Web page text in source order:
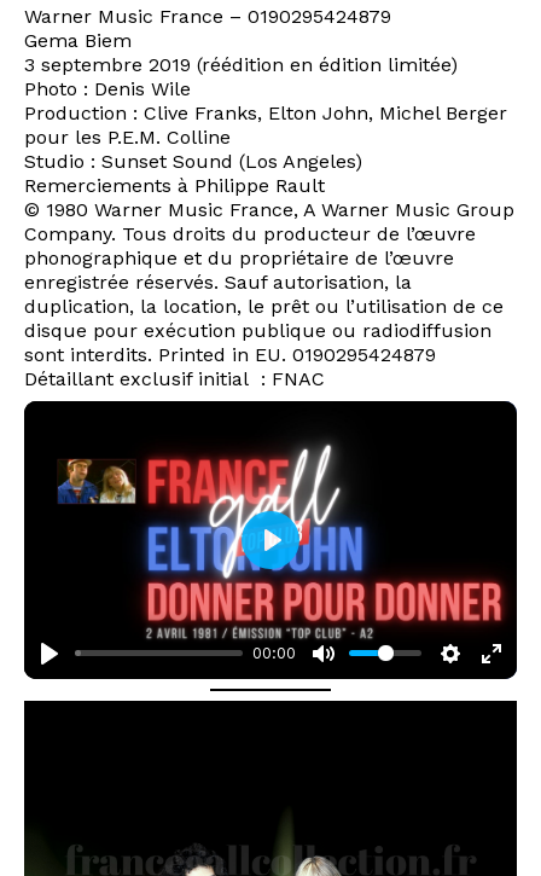
Warner Music France ‎– 0190295424879
Gema Biem
3 septembre 2019 (réédition en édition limitée)
Photo : Denis Wile
Production : Clive Franks, Elton John, Michel Berger
pour les P.E.M. Colline
Studio : Sunset Sound (Los Angeles)
Remerciements à Philippe Rault
© 1980 Warner Music France, A Warner Music Group
Company. Tous droits du producteur de l’œuvre
phonographique et du propriétaire de l’œuvre
enregistrée réservés. Sauf autorisation, la
duplication, la location, le prêt ou l’utilisation de ce
disque pour exécution publique ou radiodiffusion
sont interdits. Printed in EU. 0190295424879
Détaillant exclusif initial : FNAC
00:00
P
l
a
y